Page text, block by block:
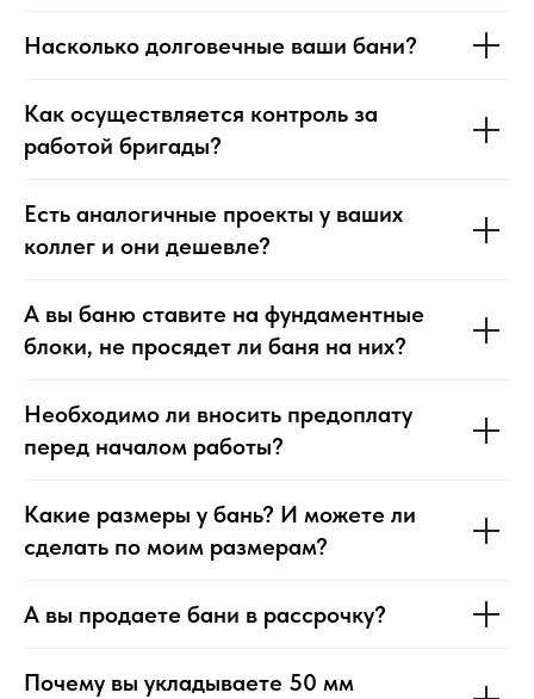
Насколько долговечные ваши бани?
Как осуществляется контроль за
работой бригады?
Есть аналогичные проекты у ваших
коллег и они дешевле?
А вы баню ставите на фундаментные
блоки, не просядет ли баня на них?
Необходимо ли вносить предоплату
перед началом работы?
Какие размеры у бань? И можете ли
сделать по моим размерам?
А вы продаете бани в рассрочку?
Почему вы укладываете 50 мм